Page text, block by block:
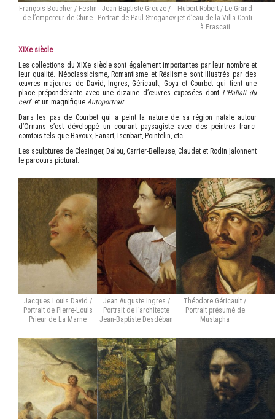
François Boucher / Festin
de l’empereur de Chine
Jean-Baptiste Greuze /
Portrait de Paul Stroganov
Hubert Robert / Le Grand
jet d’eau de la Villa Conti
à Frascati
XIXesiècle
Les collections du XIXe siècle sont également importantes par leur nombre et
leur qualité. Néoclassicisme, Romantisme et Réalisme sont illustrés par des
œuvres majeures de David, Ingres, Géricault, Goya et Courbet qui tient une
place prépondérante avec une dizaine d’œuvres exposées dont L’Hallali du
cerfet un magnifique Autoportrait.
Dans les pas de Courbet qui a peint la nature de sa région natale autour
d’Ornans s’est développé un courant paysagiste avec des peintres franc-
comtois tels que Bavoux, Fanart, Isenbart, Pointelin, etc.
Les sculptures de Clesinger, Dalou, Carrier-Belleuse, Claudet et Rodin jalonnent
le parcours pictural.
Jacques Louis David /
Portrait de Pierre-Louis
Prieur de La Marne
Jean Auguste Ingres /
Portrait de l’architecte
Jean-Baptiste Desdéban
Théodore Géricault /
Portrait présumé de
Mustapha